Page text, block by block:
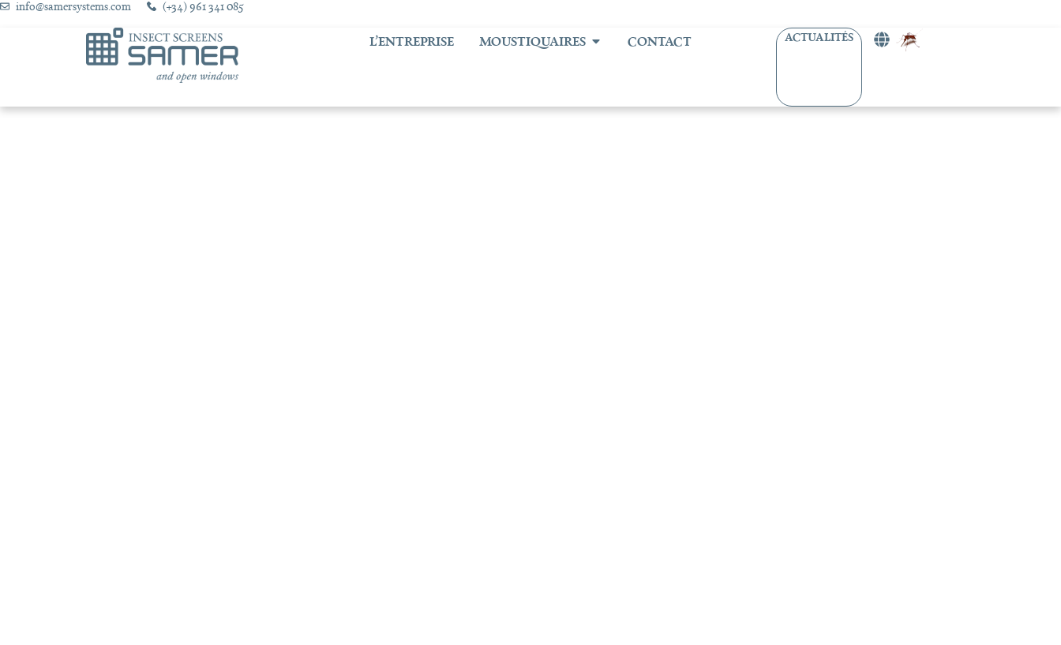
info@samersystems.com (+34) 961 341 085
L’ENTREPRISE MOUSTIQUAIRES CONTACT ACTUALITÉS